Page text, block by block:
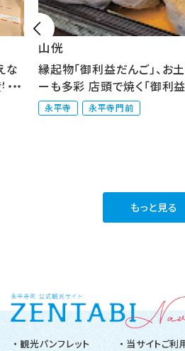
な
物
山侊
縁起物「御利益だんご」、お
ーも多彩 店頭で焼く「御利
に...
永平寺 永平寺門前

もっと見る
観光パンフレット 当サイトご利